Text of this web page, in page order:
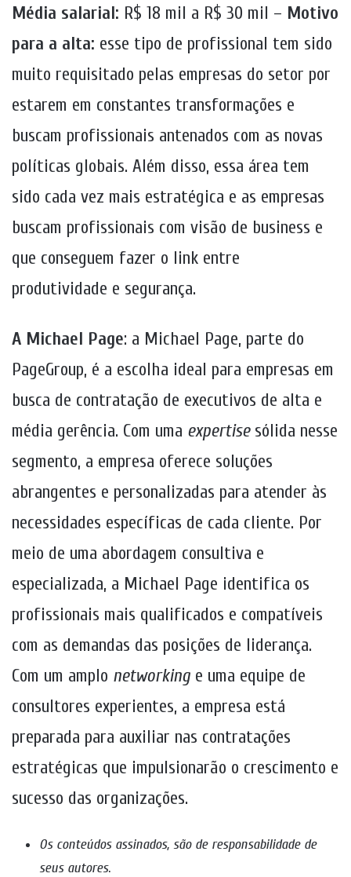
Média salarial: R$ 18 mil a R$ 30 mil – Motivo
para a alta: esse tipo de profissional tem sido
muito requisitado pelas empresas do setor por
estarem em constantes transformações e
buscam profissionais antenados com as novas
políticas globais. Além disso, essa área tem
sido cada vez mais estratégica e as empresas
buscam profissionais com visão de business e
que conseguem fazer o link entre
produtividade e segurança.
A Michael Page: a Michael Page, parte do
PageGroup, é a escolha ideal para empresas em
busca de contratação de executivos de alta e
média gerência. Com uma expertise sólida nesse
segmento, a empresa oferece soluções
abrangentes e personalizadas para atender às
necessidades específicas de cada cliente. Por
meio de uma abordagem consultiva e
especializada, a Michael Page identifica os
profissionais mais qualificados e compatíveis
com as demandas das posições de liderança.
Com um amplo networking e uma equipe de
consultores experientes, a empresa está
preparada para auxiliar nas contratações
estratégicas que impulsionarão o crescimento e
sucesso das organizações.
Os conteúdos assinados, são de responsabilidade de
seus autores.